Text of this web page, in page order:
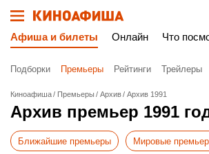
Афиша и билеты Онлайн Что
Подборки Премьеры Рейтинги Трейлеры
Киноафиша Премьеры Архив Архив 1991
Архив премьер 1991
Ближайшие премьеры Мировые